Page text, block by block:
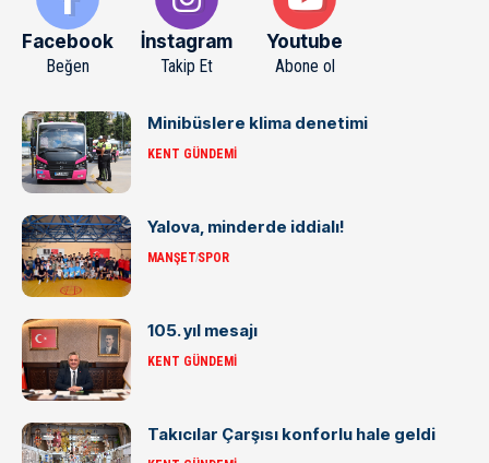
Facebook
Beğen
İnstagram
Takip Et
Youtube
Abone ol
Minibüslere klima denetimi
KENT GÜNDEMI
Yalova, minderde iddialı!
MANŞETSPOR
105. yıl mesajı
KENT GÜNDEMI
Takıcılar Çarşısı konforlu hale geldi